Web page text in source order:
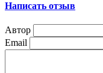
Написать отзыв
Автор
Email